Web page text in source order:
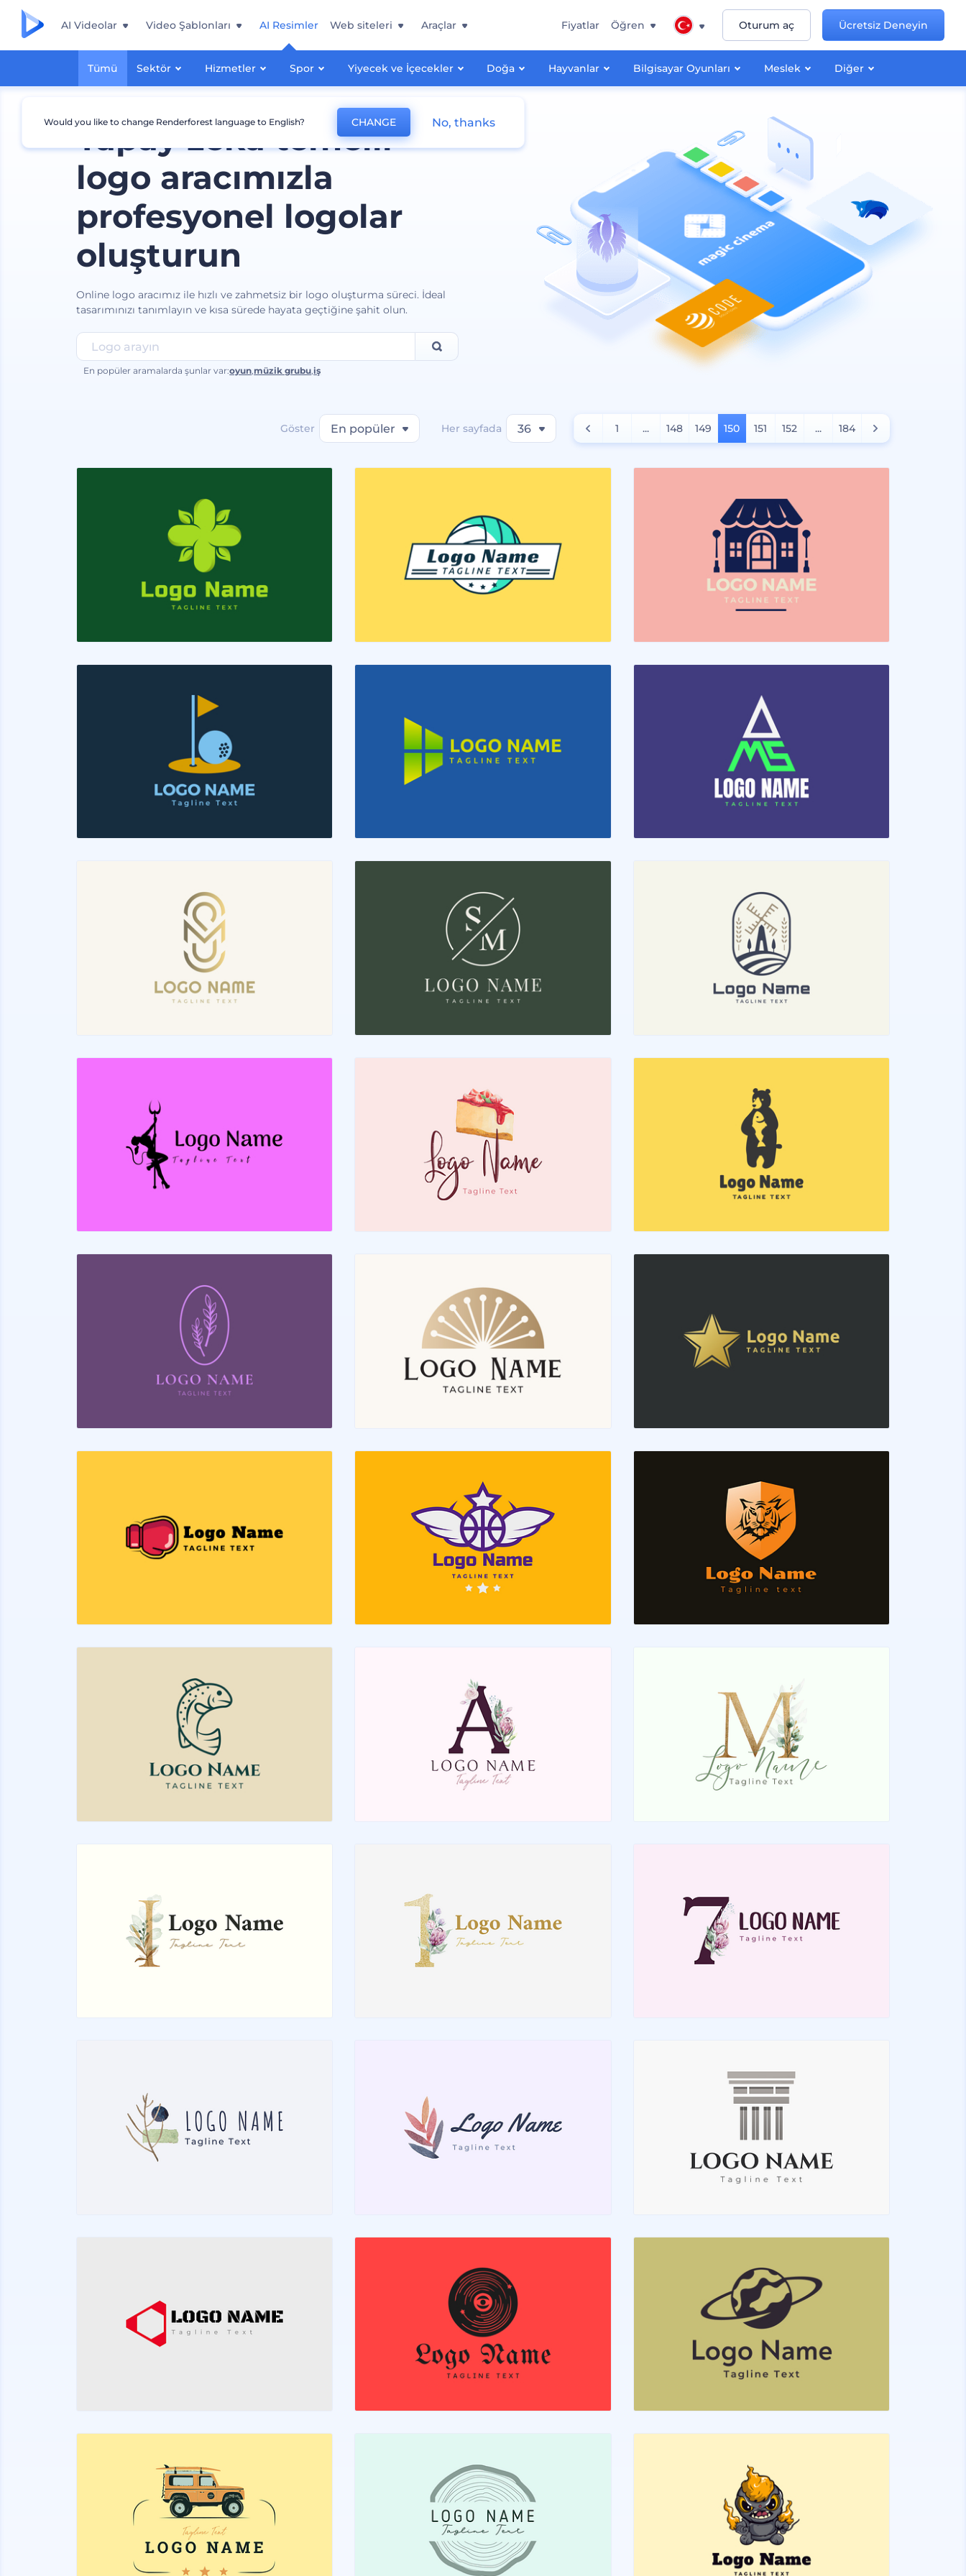
AI Videolar Video Şablonları AI Resimler
Tümü Sektör Hizmetler Spor Yiyecek ve İçecekler Doğa Hayvanlar Bilgisayar Oyunları Meslek Diğer
Web siteleri Araçlar Fiyatlar Öğren Oturum aç Ücretsiz Deneyin
Yapay zeka temelli
logo aracımızla
profesyonel logolar
oluşturun
Online logo aracımız ile hızlı ve zahmetsiz bir logo oluşturma süreci. İdeal
tasarımınızı tanımlayın ve kısa sürede hayata geçtiğine şahit olun.
En popüler aramalarda şunlar var:oyun,müzik grubu,iş
Göster En popüler Her sayfada 36 1 ... 148 149 150 151 152 ... 184
Would you like to change Renderforest language to English? CHANGE No, thanks